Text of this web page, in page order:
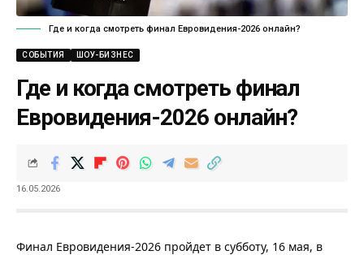
Где и когда смотреть финал Евровидения-2026 онлайн?
СОБЫТИЯ ШОУ-БИЗНЕС
Где и когда смотреть финал
Евровидения-2026 онлайн?
16.05.2026
Финал Евровидения-2026 пройдет в субботу, 16 мая, в